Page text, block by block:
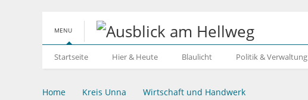
MENU
Startseite Hier & Heute Blaulicht Politik & Verwaltung
Home Kreis Unna Wirtschaft und Handwerk